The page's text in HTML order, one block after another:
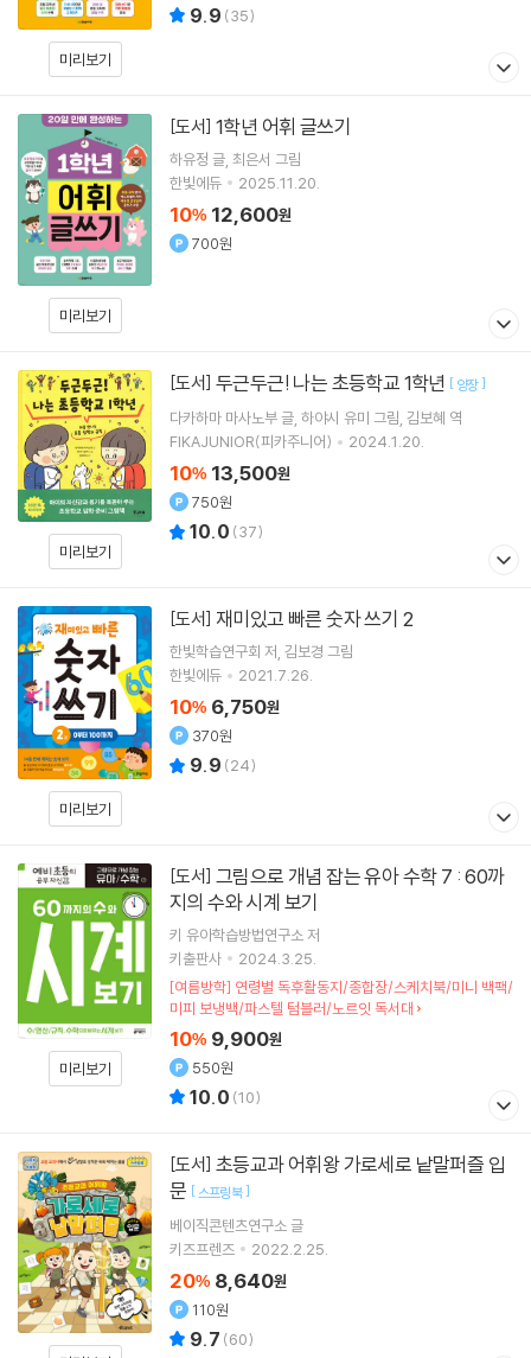
미리보기
9.9 (35)
미리보기
[도서] 1학년 어휘 글쓰기
하유정 글 최은서 그림
한빛에듀
2025.11.20.
10% 12,600원
700원
미리보기
[도서] 두근두근! 나는 초등학교 1학년 [ 양장]
다카하마 마사노부글 하야시 유미 그림 김보혜 역
FIKAJUNIOR(피카주니어)
2024.1.20.
10% 13,500원
750원
10.0 (37)
미리보기
[도서] 재미있고 빠른 숫자 쓰기 2
한빛학습연구회 저 김보경 그림
한빛에듀
2021.7.26.
10% 6,750원
370원
9.9 (24)
미리보기
[도서]
지의 수와 시계 보기
키 유아학습방법연구소 저
키출판사
2024.3.25.
[여름방학] 연령별 독후활동지/종합장/스케치북/미니 백팩/
미피 보냉백/파스텔 텀블러/노르잇 독서대
10% 9,900원
550원
10.0 (10)
[도서]
문 [ 스프링북]
베이직콘텐츠연구소 글
키즈프렌즈
2022.2.25.
20% 8,640원
110원
9.7 (60)